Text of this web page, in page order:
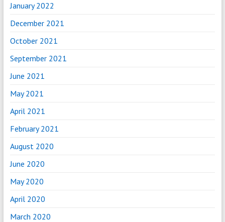
January 2022
December 2021
October 2021
September 2021
June 2021
May 2021
April 2021
February 2021
August 2020
June 2020
May 2020
April 2020
March 2020